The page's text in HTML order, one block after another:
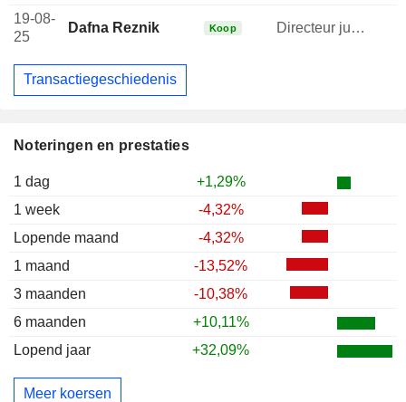
Noteringen en prestaties
1 dag
+1,29%
1 week
-4,32%
Lopende maand
-4,32%
1 maand
-13,52%
3 maanden
-10,38%
6 maanden
+10,11%
Lopend jaar
+32,09%
Meer koersen
19-08-
25
Dafna Reznik Koop Directeur juridische afdeling
Transactiegeschiedenis